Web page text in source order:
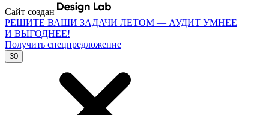
Сайт создан
РЕШИТЕ ВАШИ ЗАДАЧИ ЛЕТОМ — АУДИТ УМНЕЕ
И ВЫГОДНЕЕ!
Получить спецпредложение
30